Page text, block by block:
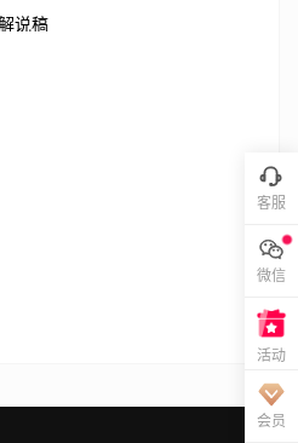
说稿
客服
微信
活动
会员